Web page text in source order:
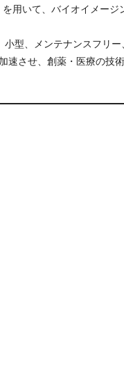
用いて、バイオイメー
型、メンテナンスフリー
させ、創薬・医療の技